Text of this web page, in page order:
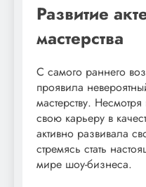
Развитие
мастерства
С самого раннего
проявила
мастерству.
свою карьеру в
активно развивала
стремясь стать
мире шоу-бизнеса.